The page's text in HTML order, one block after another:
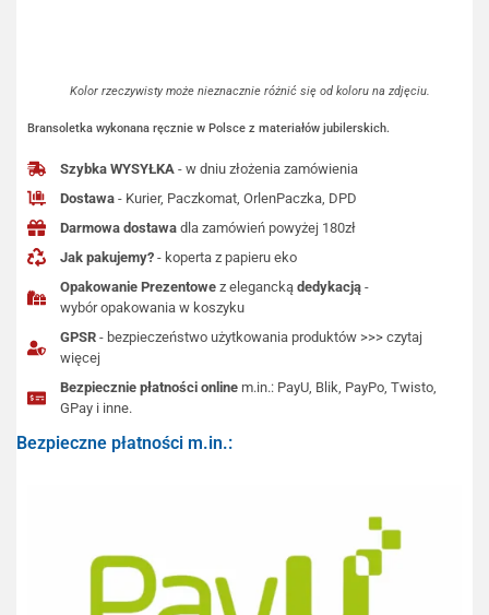
Kolor rzeczywisty może nieznacznie różnić się od koloru na zdjęciu.
Bransoletka wykonana ręcznie w Polsce z materiałów jubilerskich.
Szybka WYSYŁKA - w dniu złożenia zamówienia
Dostawa - Kurier, Paczkomat, OrlenPaczka, DPD
Darmowa dostawa dla zamówień powyżej 180zł
Jak pakujemy? - koperta z papieru eko
Opakowanie Prezentowe z eleganckądedykacją -
wybór opakowania w koszyku
GPSR - bezpieczeństwo użytkowania produktów >>> czytaj
więcej
Bezpiecznie płatności online m.in.: PayU, Blik, PayPo, Twisto,
GPay i inne.
Bezpieczne płatności m.in.: